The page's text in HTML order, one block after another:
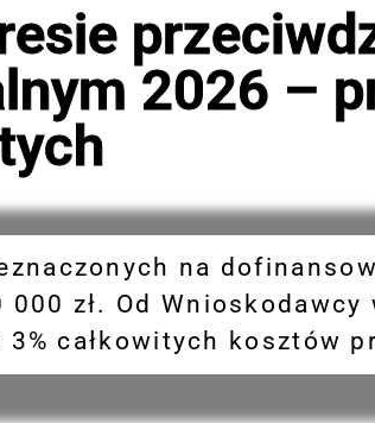
2026 –
na
zł. Od Wnioskodawcy
całkowitych kosztów